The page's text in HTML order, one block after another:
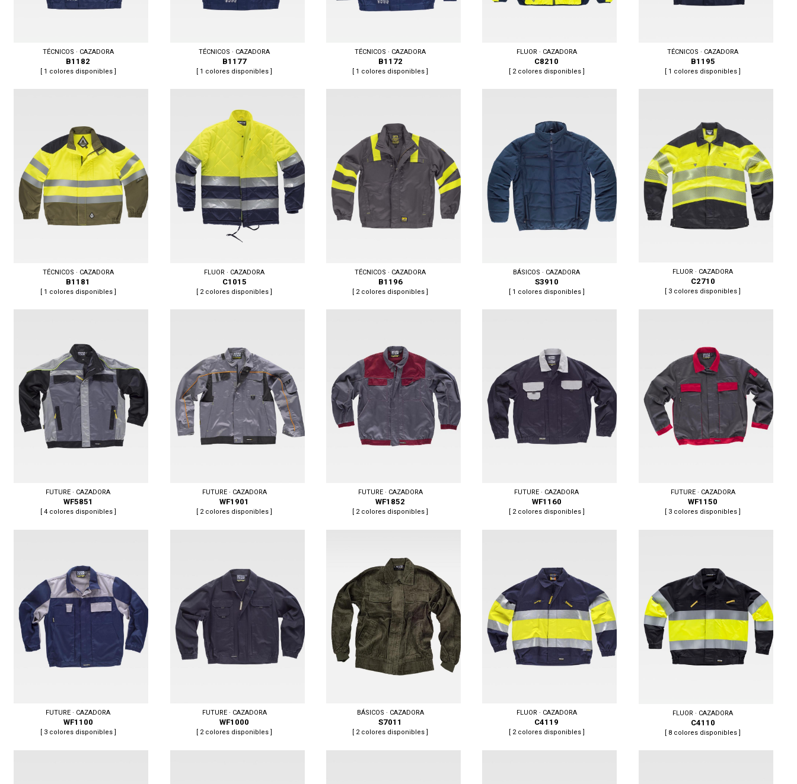
Tallas: S, M, L, XL, XXL, 3XL
TÉCNICOS · CAZADORA
B1182
[ 1 colores disponibles ]
Tallas: S, M, L, XL, XXL, 3XL
TÉCNICOS · CAZADORA
B1177
[ 1 colores disponibles ]
Tallas: S, M, L, XL, XXL, 3XL
TÉCNICOS · CAZADORA
B1172
[ 1 colores disponibles ]
Tallas: S, M, L, XL, XXL, 3XL
FLUOR · CAZADORA
C8210
[ 2 colores disponibles ]
Tallas: S, M, L, XL, XXL
TÉCNICOS · CAZADORA
B1195
[ 1 colores disponibles ]
Tallas: S, M, L, XL, XXL
TÉCNICOS · CAZADORA
B1181
[ 1 colores disponibles ]
Tallas: S, M, L, XL, XXL, 3XL
FLUOR · CAZADORA
C1015
[ 2 colores disponibles ]
Tallas: S, M, L, XL, XXL, 3XL, 4XL, 5XL
TÉCNICOS · CAZADORA
B1196
[ 2 colores disponibles ]
Tallas: S, M, L, XL, XXL, 3XL
BÁSICOS · CAZADORA
S3910
[ 1 colores disponibles ]
Tallas: S, M, L, XL, XXL, 3XL
FLUOR · CAZADORA
C2710
[ 3 colores disponibles ]
Tallas: M, L, XL, XXL
FUTURE · CAZADORA
WF5851
[ 4 colores disponibles ]
Tallas: M, L, XL, XXL
FUTURE · CAZADORA
WF1901
[ 2 colores disponibles ]
Tallas: 50/52, 54/56, 58/60, 62/64
FUTURE · CAZADORA
WF1852
[ 2 colores disponibles ]
Tallas: 50, 50/52, 54/56, 58/60, 62, 62/64,
FUTURE · CAZADORA
WF1160
[ 2 colores disponibles ]
Tallas: 50/52, 52, 54, 54/56, 56, 58/60,
62/64
FUTURE · CAZADORA
WF1150
[ 3 colores disponibles ]
FUTURE · CAZADORA
WF1100
[ 3 colores disponibles ]
FUTURE · CAZADORA
WF1000
[ 2 colores disponibles ]
BÁSICOS · CAZADORA
S7011
[ 2 colores disponibles ]
FLUOR · CAZADORA
C4119
[ 2 colores disponibles ]
FLUOR · CAZADORA
C4110
[ 8 colores disponibles ]